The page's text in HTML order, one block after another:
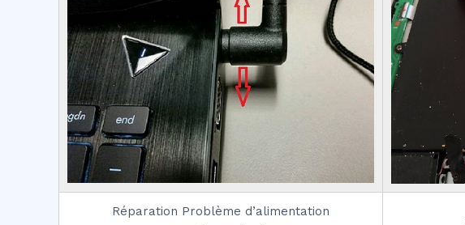
Réparation Problème d’alimentation